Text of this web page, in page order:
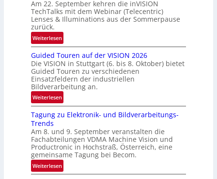
b
e
g
r
e
z
t
e
M
ö
g
l
c
h
k
e
i
Am 22. September kehren die inVISION
TechTalks mit dem Webinar (Telecentric)
Lenses & Illuminations aus der Sommerpause
zurück.
Weiterlesen:
R
ü
c
k
k
e
h
e
r
i
n
V
I
Guided Touren auf der VISION 2026
Die VISION in Stuttgart (6. bis 8. Oktober) bietet
Guided Touren zu verschiedenen
Einsatzfeldern der industriellen
Bildverarbeitung an.
Weiterlesen:
G
u
d
e
d
T
o
Tagung zu Elektronik- und Bildverarbeitungs-
Trends
Am 8. und 9. September veranstalten die
Fachabteilungen VDMA Machine Vision und
Productronic in Hochstraß, Österreich, eine
gemeinsame Tagung bei Becom.
Weiterlesen:
T